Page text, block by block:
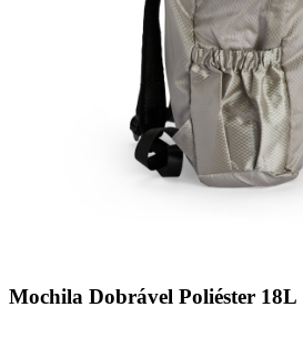
Mochila Dobrável Poliéster 18L